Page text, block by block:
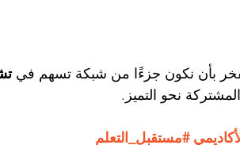
نحو التميز.
#مستقبل_التعلم